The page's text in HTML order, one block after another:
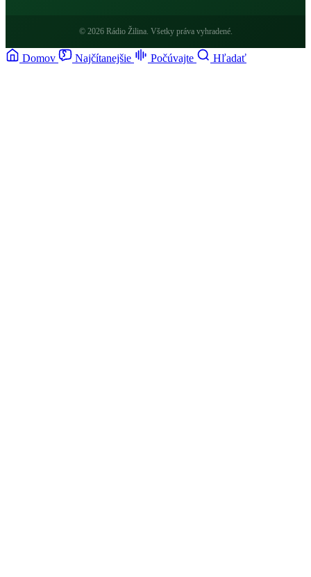
© 2026 Rádio Žilina. Všetky práva vyhradené.
Domov Najčítanejšie Počúvajte Hľadať